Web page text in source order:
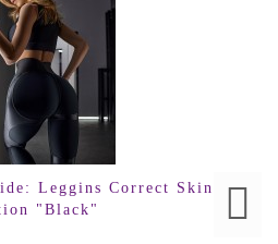
Leggins Correct Skin
"Black"